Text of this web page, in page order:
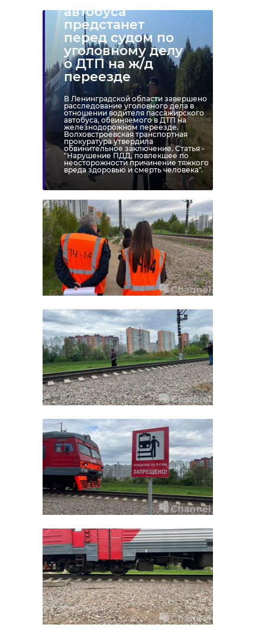
автобуса
предстанет
перед судом по
уголовному делу
о ДТП на ж/д
переезде
В Ленинградской области завершено
расследование уголовного дела в
отношении водителя пассажирского
автобуса, обвиняемого в ДТП на
железнодорожном переезде.
Волховстроевская транспортная
прокуратура утвердила
обвинительное заключение. Статья -
"Нарушение ПДД, повлекшее по
неосторожности причинение тяжкого
вреда здоровью и смерть человека".